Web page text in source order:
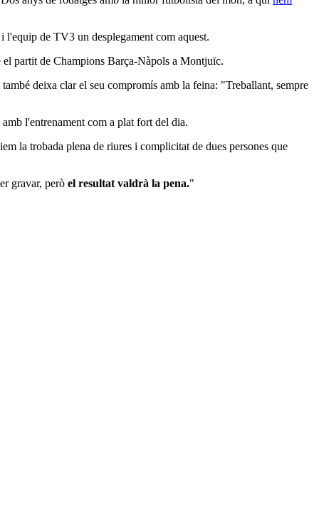
l'equip de TV3 un desplegament com aquest.
partit de Champions Barça-Nàpols a Montjuïc.
deixa clar el seu compromís amb la feina: "Treballant, sempre
l'entrenament com a plat fort del dia.
la trobada plena de riures i complicitat de dues persones que
gravar, però el resultat valdrà la pena."